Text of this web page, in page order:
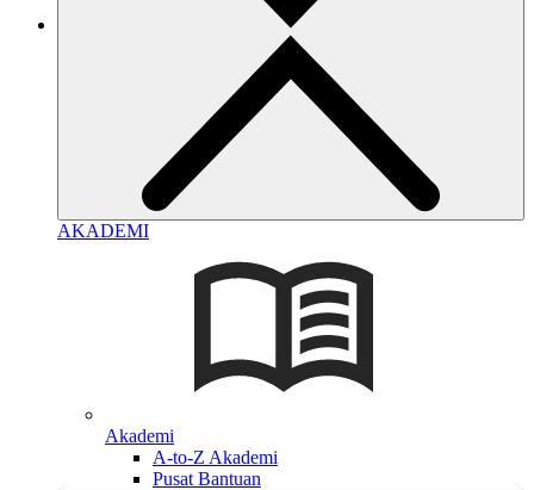
AKADEMI
Akademi
A-to-Z Akademi
Pusat Bantuan